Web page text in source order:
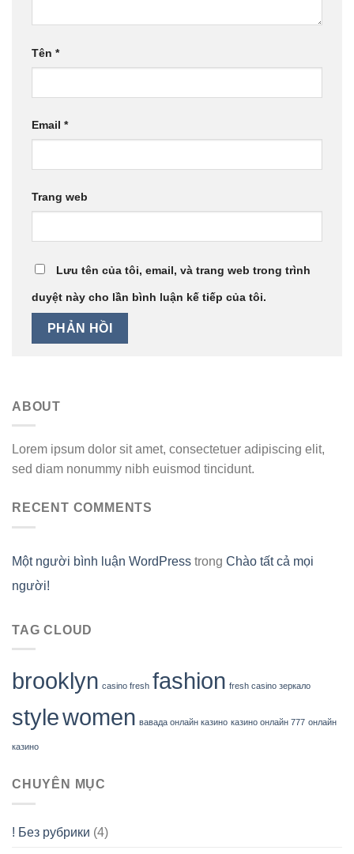
Tên *
Email *
Trang web
Lưu tên của tôi, email, và trang web trong trình
duyệt này cho lần bình luận kế tiếp của tôi.
ABOUT
Lorem ipsum dolor sit amet, consectetuer adipiscing elit,
sed diam nonummy nibh euismod tincidunt.
RECENT COMMENTS
Một người bình luận WordPress trong Chào tất cả mọi
người!
TAG CLOUD
brooklyn casino fresh fashion fresh casino зеркало
stylewomen вавада онлайн казино казино онлайн 777 онлайн
казино
CHUYÊN MỤC
! Без рубрики (4)